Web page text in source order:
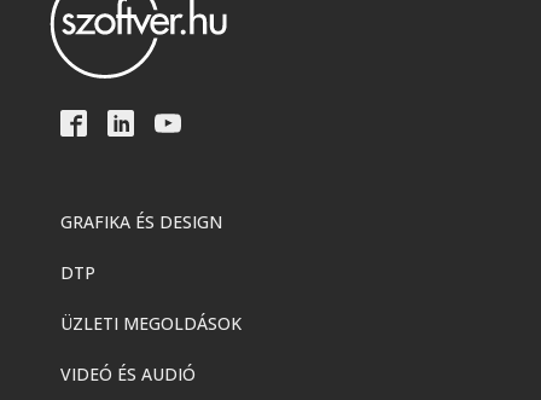
GRAFIKA ÉS DESIGN
DTP
ÜZLETI MEGOLDÁSOK
VIDEÓ ÉS AUDIÓ